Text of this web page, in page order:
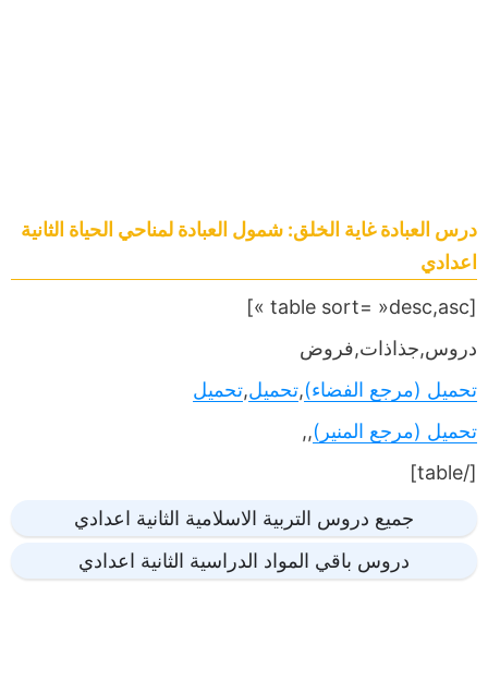
درس العبادة غاية الخلق: شمول العبادة لمناحي الحياة الثانية
اعدادي
[table sort= »desc,asc »]
دروس,جذاذات,فروض
تحميل (مرجع الفضاء),تحميل,تحميل
تحميل (مرجع المنير),,
[/table]
جميع دروس التربية الاسلامية الثانية اعدادي
دروس باقي المواد الدراسية الثانية اعدادي